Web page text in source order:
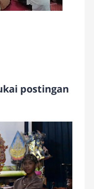
postingan